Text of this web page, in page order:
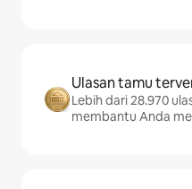
Ulasan tamu
Lebih dari 28.970
membantu Anda